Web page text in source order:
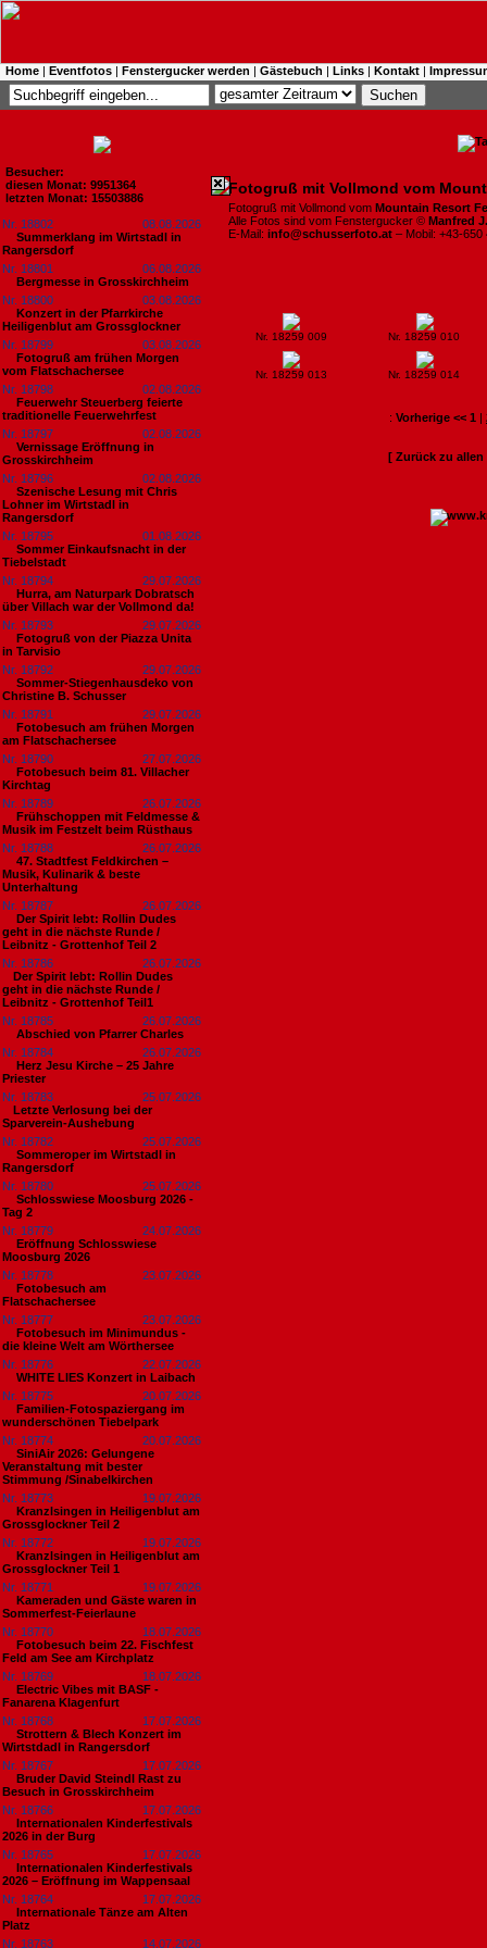
Home | Eventfotos | Fenstergucker werden | Gästebuch | Links | Kontakt |
Besucher:
diesen Monat: 9951364
letzten Monat: 15503886
Nr. 18802
08.08.2026
Summerklang im Wirtstadl in
Rangersdorf
Nr. 18801
06.08.2026
Bergmesse in Grosskirchheim
Nr. 18800
03.08.2026
Konzert in der Pfarrkirche
Heiligenblut am Grossglockner
Nr. 18799
03.08.2026
Fotogruß am frühen Morgen
vom Flatschachersee
Nr. 18798
02.08.2026
Feuerwehr Steuerberg feierte
traditionelle Feuerwehrfest
Nr. 18797
02.08.2026
Vernissage Eröffnung in
Grosskirchheim
Nr. 18796
02.08.2026
Szenische Lesung mit Chris
Lohner im Wirtstadl in
Rangersdorf
Nr. 18795
01.08.2026
Sommer Einkaufsnacht in der
Tiebelstadt
Nr. 18794
29.07.2026
Hurra, am Naturpark Dobratsch
über Villach war der Vollmond da!
Nr. 18793
29.07.2026
Fotogruß von der Piazza Unita
in Tarvisio
Nr. 18792
29.07.2026
Sommer-Stiegenhausdeko von
Christine B. Schusser
Nr. 18791
29.07.2026
Fotobesuch am frühen Morgen
am Flatschachersee
Nr. 18790
27.07.2026
Fotobesuch beim 81. Villacher
Kirchtag
Nr. 18789
26.07.2026
Frühschoppen mit Feldmesse &
Musik im Festzelt beim Rüsthaus
Nr. 18788
26.07.2026
47. Stadtfest Feldkirchen –
Musik, Kulinarik & beste
Unterhaltung
Nr. 18787
26.07.2026
Der Spirit lebt: Rollin Dudes
geht in die nächste Runde /
Leibnitz - Grottenhof Teil 2
Nr. 18786
26.07.2026
​Der Spirit lebt: Rollin Dudes
geht in die nächste Runde /
Leibnitz - Grottenhof Teil1
Nr. 18785
26.07.2026
Abschied von Pfarrer Charles
Nr. 18784
26.07.2026
Herz Jesu Kirche – 25 Jahre
Priester
Nr. 18783
25.07.2026
​Letzte Verlosung bei der
Sparverein-Aushebung
Nr. 18782
25.07.2026
Sommeroper im Wirtstadl in
Rangersdorf
Nr. 18780
25.07.2026
Schlosswiese Moosburg 2026 -
Tag 2
Nr. 18779
24.07.2026
Eröffnung Schlosswiese
Moosburg 2026
Nr. 18778
23.07.2026
Fotobesuch am
Flatschachersee
Nr. 18777
23.07.2026
Fotobesuch im Minimundus -
die kleine Welt am Wörthersee
Nr. 18776
22.07.2026
WHITE LIES Konzert in Laibach
Nr. 18775
20.07.2026
Familien-Fotospaziergang im
wunderschönen Tiebelpark
Nr. 18774
20.07.2026
SiniAir 2026: Gelungene
Veranstaltung mit bester
Stimmung /Sinabelkirchen
Nr. 18773
19.07.2026
Kranzlsingen in Heiligenblut am
Grossglockner Teil 2
Nr. 18772
19.07.2026
Kranzlsingen in Heiligenblut am
Grossglockner Teil 1
Nr. 18771
19.07.2026
Kameraden und Gäste waren in
Sommerfest-Feierlaune
Nr. 18770
18.07.2026
Fotobesuch beim 22. Fischfest
Feld am See am Kirchplatz
Nr. 18769
18.07.2026
Electric Vibes mit BASF -
Fanarena Klagenfurt
Nr. 18768
17.07.2026
Strottern & Blech Konzert im
Wirtstdadl in Rangersdorf
Nr. 18767
17.07.2026
Bruder David Steindl Rast zu
Besuch in Grosskirchheim
Nr. 18766
17.07.2026
Internationalen Kinderfestivals
2026 in der Burg
Nr. 18765
17.07.2026
Internationalen Kinderfestivals
2026 – Eröffnung im Wappensaal
Nr. 18764
17.07.2026
Internationale Tänze am Alten
Platz
Nr. 18763
14.07.2026
Fotogruß mit Vollmond vom
Fotogruß mit Vollmond vom Mountain Resort
Alle Fotos sind vom Fenstergucker © Manfred
E-Mail: info@schusserfoto.at – Mobil: +43-650
Nr. 18259 009 Nr. 18259 010
Nr. 18259 013 Nr. 18259 014
: Vorherige << 1 |
[ Zurück zu